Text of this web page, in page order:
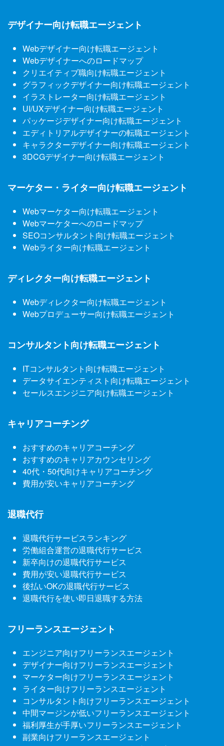
デザイナー向け転職エージェント
Webデザイナー向け転職エージェント
Webデザイナーへのロードマップ
クリエイティブ職向け転職エージェント
グラフィックデザイナー向け転職エージェント
イラストレーター向け転職エージェント
UI/UXデザイナー向け転職エージェント
パッケージデザイナー向け転職エージェント
エディトリアルデザイナーの転職エージェント
キャラクターデザイナー向け転職エージェント
3DCGデザイナー向け転職エージェント
マーケター・ライター向け転職エージェント
Webマーケター向け転職エージェント
Webマーケターへのロードマップ
SEOコンサルタント向け転職エージェント
Webライター向け転職エージェント
ディレクター向け転職エージェント
Webディレクター向け転職エージェント
Webプロデューサー向け転職エージェント
コンサルタント向け転職エージェント
ITコンサルタント向け転職エージェント
データサイエンティスト向け転職エージェント
セールスエンジニア向け転職エージェント
キャリアコーチング
おすすめのキャリアコーチング
おすすめのキャリアカウンセリング
40代・50代向けキャリアコーチング
費用が安いキャリアコーチング
退職代行
退職代行サービスランキング
労働組合運営の退職代行サービス
新卒向けの退職代行サービス
費用が安い退職代行サービス
後払いOKの退職代行サービス
退職代行を使い即日退職する方法
フリーランスエージェント
エンジニア向けフリーランスエージェント
デザイナー向けフリーランスエージェント
マーケター向けフリーランスエージェント
ライター向けフリーランスエージェント
コンサルタント向けフリーランスエージェント
中間マージンが低いフリーランスエージェント
福利厚生が手厚いフリーランスエージェント
副業向けフリーランスエージェント